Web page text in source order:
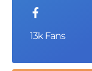
13k Fans